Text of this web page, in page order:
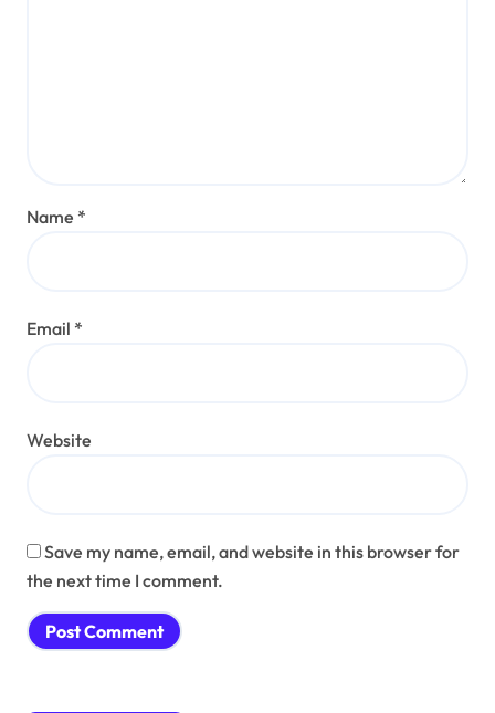
Name *
Email *
Website
Save my name, email, and website in this browser for
the next time I comment.